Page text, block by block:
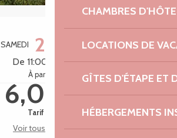
CHAMBRES
LOCATIONS DE
GÎTES D'ÉTAPE ET
HÉBERGEMENTS
SAMEDI 22 AOÛT
De 11:00 à 12:30
À partir de
6,00 €
Tarif plein
Voir tous les tarifs